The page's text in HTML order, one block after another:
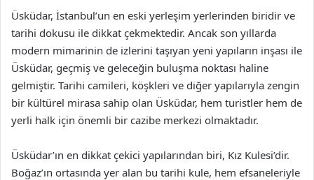
Üsküdar, İstanbul’un en eski yerleşim yerlerinden biridir ve
tarihi dokusu ile dikkat çekmektedir. Ancak son yıllarda
modern mimarinin de izlerini taşıyan yeni yapıların inşası ile
Üsküdar, geçmiş ve geleceğin buluşma noktası haline
gelmiştir. Tarihi camileri, köşkleri ve diğer yapılarıyla zengin
bir kültürel mirasa sahip olan Üsküdar, hem turistler hem de
yerli halk için önemli bir cazibe merkezi olmaktadır.
Üsküdar’ın en dikkat çekici yapılarından biri, Kız Kulesi’dir.
Boğaz’ın ortasında yer alan bu tarihi kule, hem efsaneleriyle